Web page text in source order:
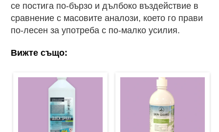
се постига по-бързо и дълбоко въздействие в
сравнение с масовите аналози, което го прави
по-лесен за употреба с по-малко усилия.
Вижте също: